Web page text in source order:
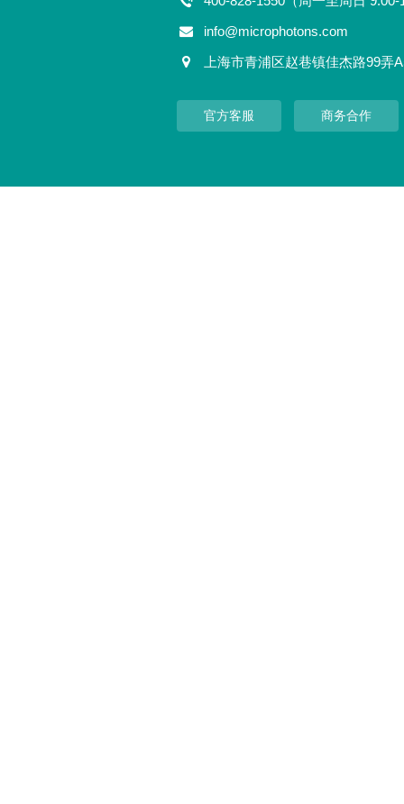
info@microphotons.com
上海市青浦区赵巷镇佳杰路99弄
官方客服 商务合作